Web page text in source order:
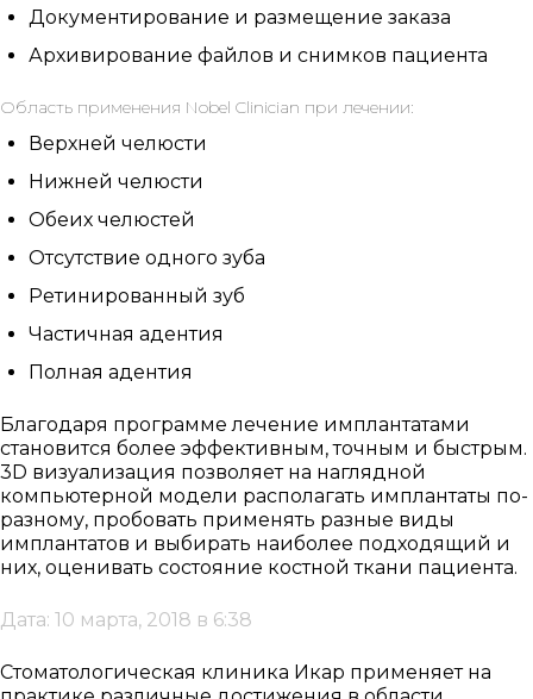
Записаться
на приём
клинику:
Документирование и размещение заказа
Архивирование файлов и снимков пациента
Область применения Nobel Clinician при лечении:
Верхней челюсти
Нижней челюсти
Обеих челюстей
Отсутствие одного зуба
Ретинированный зуб
Частичная адентия
Полная адентия
Благодаря программе лечение имплантатами
становится более эффективным, точным и быстрым.
3D визуализация позволяет на наглядной
компьютерной модели располагать имплантаты по-
разному, пробовать применять разные виды
имплантатов и выбирать наиболее подходящий и
них, оценивать состояние костной ткани пациента.
Дата: 10 марта, 2018 в 6:38
Стоматологическая клиника Икар применяет на